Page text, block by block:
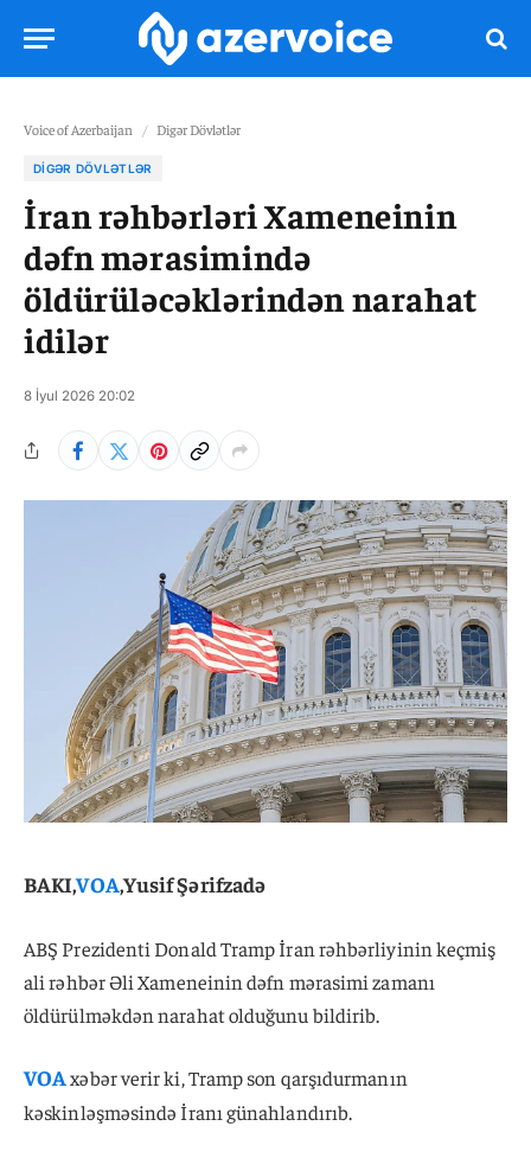
Voice of Azerbaijan / Digər Dövlətlər
DIGƏR DÖVLƏTLƏR
İran rəhbərləri Xameneinin
dəfn mərasimində
öldürüləcəklərindən narahat
idilər
8 İyul 2026 20:02
BAKI,VOA,Yusif Şərifzadə
ABŞ Prezidenti Donald Tramp İran rəhbərliyinin keçmiş
ali rəhbər Əli Xameneinin dəfn mərasimi zamanı
öldürülməkdən narahat olduğunu bildirib.
VOAxəbər verir ki, Tramp son qarşıdurmanın
kəskinləşməsində İranı günahlandırıb.